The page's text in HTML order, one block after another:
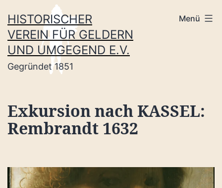
Inhalt
springen
HISTORISCHER
VEREIN FÜR GELDERN
UND UMGEGEND E.V.
Gegründet 1851
Menü
Exkursion nach KASSEL:
Rembrandt 1632